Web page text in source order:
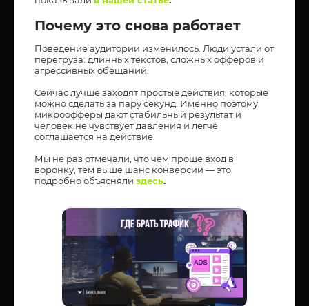
Почему это снова работает
Поведение аудитории изменилось. Люди устали от
перегруза: длинных текстов, сложных офферов и
агрессивных обещаний.
Сейчас лучше заходят простые действия, которые
можно сделать за пару секунд. Именно поэтому
микроофферы дают стабильный результат и
человек не чувствует давления и легче
соглашается на действие.
Мы не раз отмечали, что чем проще вход в
воронку, тем выше шанс конверсии — это
подробно объясняли здесь.